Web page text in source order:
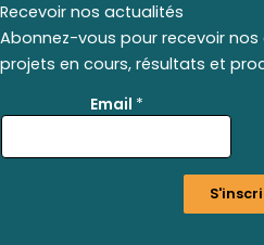
Recevoir nos actualités
Abonnez-vous pour recevoir
projets en cours, résultats et
a
i
l
Email *